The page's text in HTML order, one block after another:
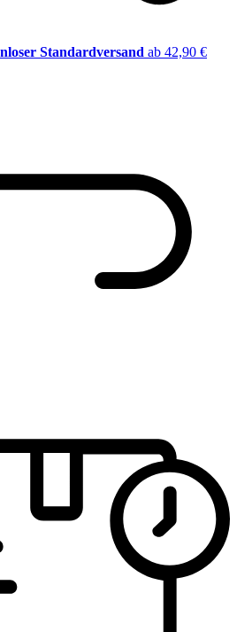
Standardversand ab 42,90 €